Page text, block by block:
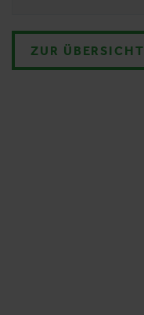
ZUR ÜBERSICHT